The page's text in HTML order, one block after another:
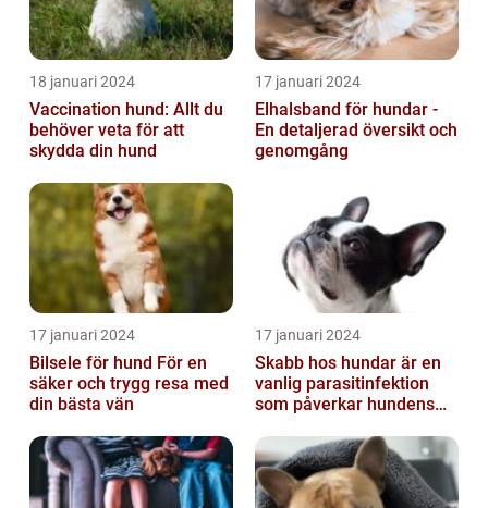
18 januari 2024
Vaccination hund: Allt du
behöver veta för att
skydda din hund
17 januari 2024
Elhalsband för hundar -
En detaljerad översikt och
genomgång
17 januari 2024
Bilsele för hund För en
säker och trygg resa med
din bästa vän
17 januari 2024
Skabb hos hundar är en
vanlig parasitinfektion
som påverkar hundens